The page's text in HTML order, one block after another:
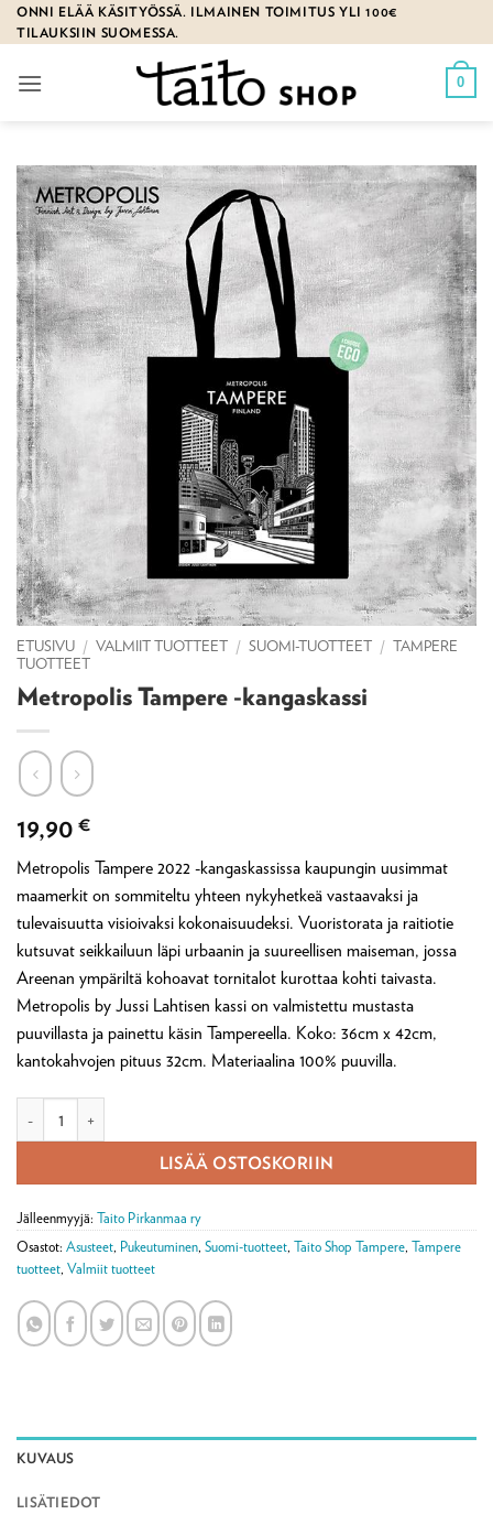
Skip
to
ONNI ELÄÄ KÄSITYÖSSÄ. ILMAINEN TOIMITUS YLI 100€
TILAUKSIIN SUOMESSA.
0
ETUSIVU / VALMIIT TUOTTEET / SUOMI-TUOTTEET / TAMPERE
TUOTTEET
Metropolis Tampere -kangaskassi
19,90 €
Metropolis Tampere 2022 -kangaskassissa kaupungin uusimmat
maamerkit on sommiteltu yhteen nykyhetkeä vastaavaksi ja
tulevaisuutta visioivaksi kokonaisuudeksi. Vuoristorata ja raitiotie
kutsuvat seikkailuun läpi urbaanin ja suureellisen maiseman, jossa
Areenan ympäriltä kohoavat tornitalot kurottaa kohti taivasta.
Metropolis by Jussi Lahtisen kassi on valmistettu mustasta
puuvillasta ja painettu käsin Tampereella. Koko: 36cm x 42cm,
kantokahvojen pituus 32cm. Materiaalina 100% puuvilla.
LISÄÄ OSTOSKORIIN
Jälleenmyyjä: Taito Pirkanmaa ry
Osastot: Asusteet, Pukeutuminen, Suomi-tuotteet, Taito Shop Tampere, Tampere
tuotteet, Valmiit tuotteet
KUVAUS
LISÄTIEDOT